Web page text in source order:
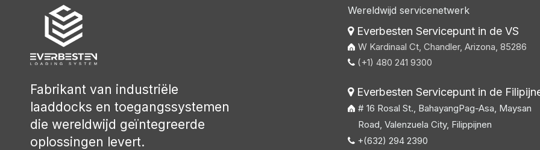
Fabrikant van industriële
laaddocks en toegangssystemen
die wereldwijd geïntegreerde
oplossingen levert.
Wereldwijd servicenetwerk
Everbesten Servicepunt in de VS
W Kardinaal Ct, Chandler, Arizona, 85286
 (+1) 480 241 9300
Everbesten Servicepunt in de
# 16 Rosal St., BahayangPag-Asa, Maysan
Road, Valenzuela City, Filippijnen
 +(632) 294 2390